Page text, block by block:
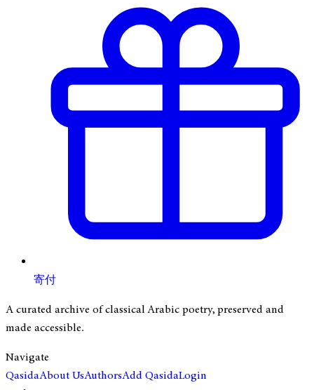
寄付
A curated archive of classical Arabic poetry, preserved and
made accessible.
Navigate
QasidaAbout UsAuthorsAdd QasidaLogin